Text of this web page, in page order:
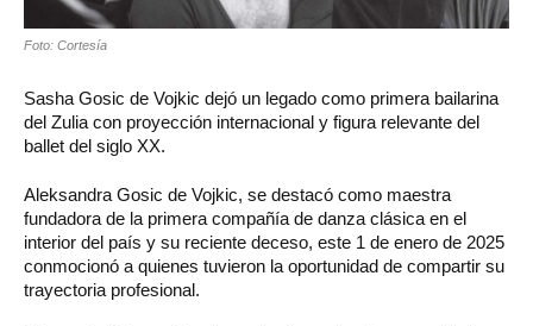
Foto: Cortesía
Sasha Gosic de Vojkic dejó un legado como primera bailarina
del Zulia con proyección internacional y figura relevante del
ballet del siglo XX.
Aleksandra Gosic de Vojkic, se destacó como maestra
fundadora de la primera compañía de danza clásica en el
interior del país y su reciente deceso, este 1 de enero de 2025
conmocionó a quienes tuvieron la oportunidad de compartir su
trayectoria profesional.